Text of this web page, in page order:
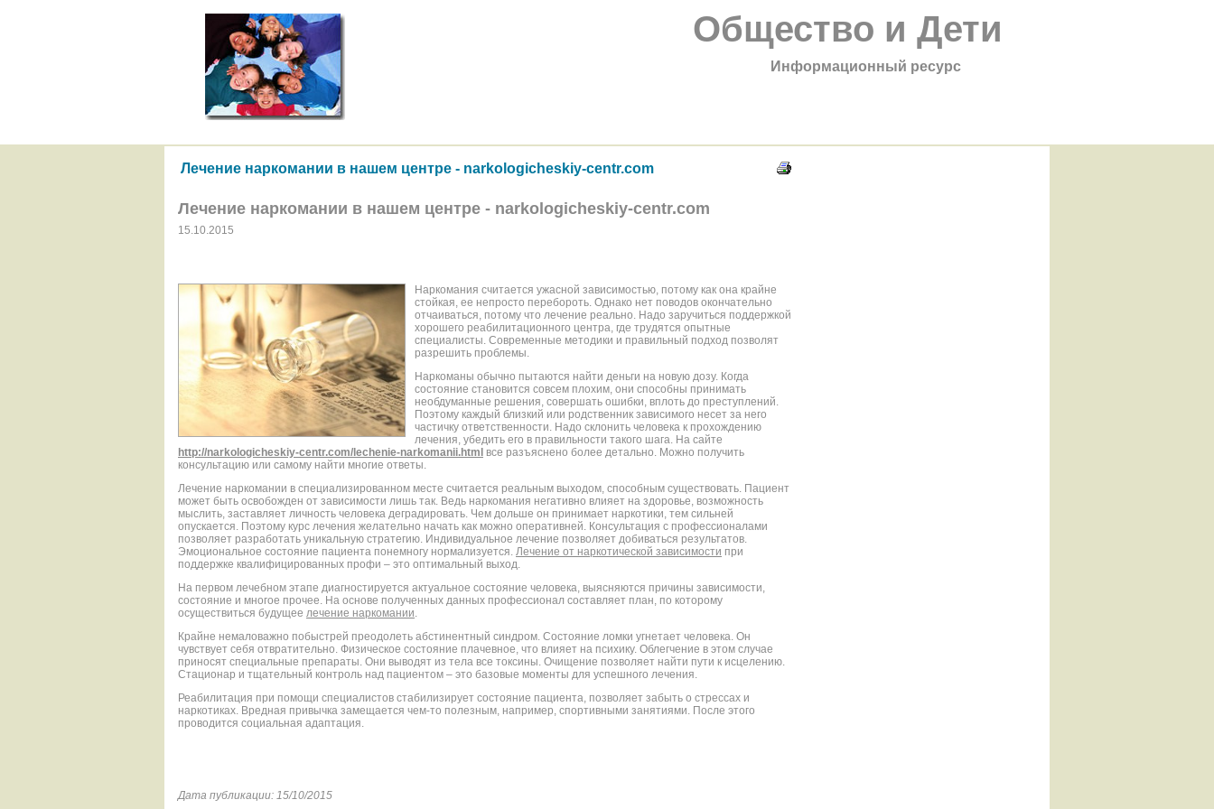
Общество и Дети
Информационный ресурс
Лечение наркомании в нашем центре - narkologicheskiy-centr.com
Лечение наркомании в нашем центре - narkologicheskiy-centr.com
15.10.2015
Наркомания считается ужасной зависимостью, потому как она крайне
стойкая, ее непросто перебороть. Однако нет поводов окончательно
отчаиваться, потому что лечение реально. Надо заручиться поддержкой
хорошего реабилитационного центра, где трудятся опытные
специалисты. Современные методики и правильный подход позволят
разрешить проблемы.
Наркоманы обычно пытаются найти деньги на новую дозу. Когда
состояние становится совсем плохим, они способны принимать
необдуманные решения, совершать ошибки, вплоть до преступлений.
Поэтому каждый близкий или родственник зависимого несет за него
частичку ответственности. Надо склонить человека к прохождению
лечения, убедить его в правильности такого шага. На сайте
http://narkologicheskiy-centr.com/lechenie-narkomanii.html все разъяснено более детально. Можно получить
консультацию или самому найти многие ответы.
Лечение наркомании в специализированном месте считается реальным выходом, способным существовать. Пациент
может быть освобожден от зависимости лишь так. Ведь наркомания негативно влияет на здоровье, возможность
мыслить, заставляет личность человека деградировать. Чем дольше он принимает наркотики, тем сильней
опускается. Поэтому курс лечения желательно начать как можно оперативней. Консультация с профессионалами
позволяет разработать уникальную стратегию. Индивидуальное лечение позволяет добиваться результатов.
Эмоциональное состояние пациента понемногу нормализуется. Лечение от наркотической зависимости при
поддержке квалифицированных профи – это оптимальный выход.
На первом лечебном этапе диагностируется актуальное состояние человека, выясняются причины зависимости,
состояние и многое прочее. На основе полученных данных профессионал составляет план, по которому
осуществиться будущее лечение наркомании.
Крайне немаловажно побыстрей преодолеть абстинентный синдром. Состояние ломки угнетает человека. Он
чувствует себя отвратительно. Физическое состояние плачевное, что влияет на психику. Облегчение в этом случае
приносят специальные препараты. Они выводят из тела все токсины. Очищение позволяет найти пути к исцелению.
Стационар и тщательный контроль над пациентом – это базовые моменты для успешного лечения.
Реабилитация при помощи специалистов стабилизирует состояние пациента, позволяет забыть о стрессах и
наркотиках. Вредная привычка замещается чем-то полезным, например, спортивными занятиями. После этого
проводится социальная адаптация.
Дата публикации: 15/10/2015